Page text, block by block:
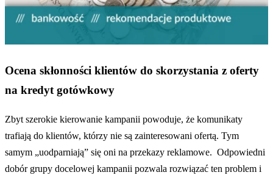
Ocena skłonności klientów do skorzystania z oferty
na kredyt gotówkowy
Zbyt szerokie kierowanie kampanii powoduje, że komunikaty
trafiają do klientów, którzy nie są zainteresowani ofertą. Tym
samym „uodparniają” się oni na przekazy reklamowe. Odpowiedni
dobór grupy docelowej kampanii pozwala rozwiązać ten problem i